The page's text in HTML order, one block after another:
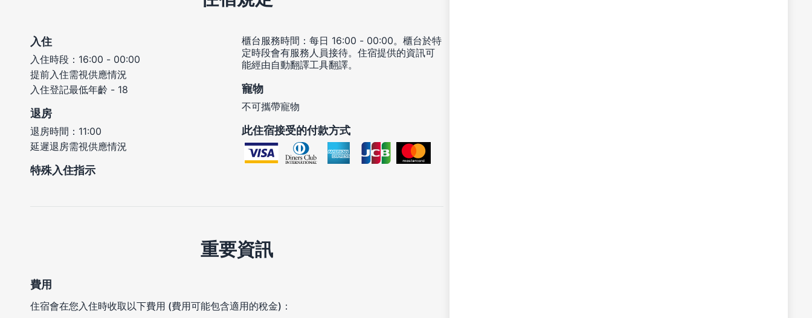
入住
入住時段：16:00 - 00:00
提前入住需視供應情況
入住登記最低年齡 - 18
退房
退房時間：11:00
延遲退房需視供應情況
特殊入住指示
櫃台服務時間：每日 16:00 - 00:00。櫃台於特
定時段會有服務人員接待。住宿提供的資訊可
能經由自動翻譯工具翻譯。
寵物
不可攜帶寵物
此住宿接受的付款方式
重要資訊
費用
住宿會在您入住時收取以下費用 (費用可能包含適用的稅金)：